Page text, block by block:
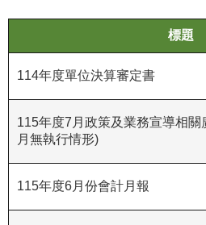
務
信
網
站
導
覽
R
標題
114年度單位決算審定書
115年度7月政策及業務宣導相關
月無執行情形)
115年度6月份會計月報